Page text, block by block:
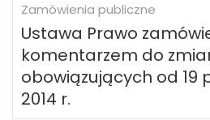
Zamówienia publiczne
Ustawa Prawo
komentarzem do
obowiązujących od 19
2014 r.